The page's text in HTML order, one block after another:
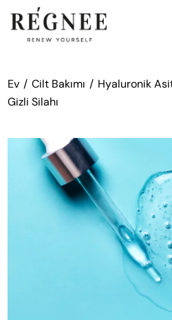
atla
Ev Cilt Bakımı
Hyaluronik
Gizli Silahı